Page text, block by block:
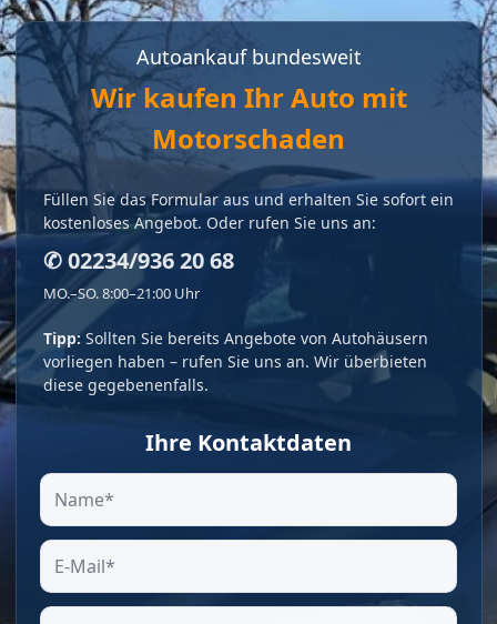
Autoankauf bundesweit
Wir kaufen Ihr Auto mit
Motorschaden
Füllen Sie das Formular aus und erhalten Sie sofort ein
kostenloses Angebot. Oder rufen Sie uns an:
✆ 02234/936 20 68
MO.–SO. 8:00–21:00 Uhr
Tipp: Sollten Sie bereits Angebote von Autohäusern
vorliegen haben – rufen Sie uns an. Wir überbieten
diese gegebenenfalls.
Ihre Kontaktdaten